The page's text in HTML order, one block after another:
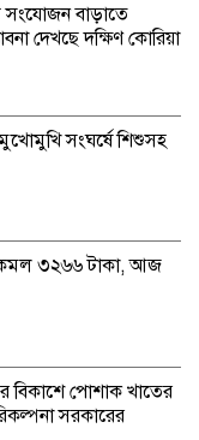
বাড়াতে
দেখছে দক্ষিণ কোরিয়া
সংঘর্ষে শিশুসহ
কমল ৩২৬৬ টাকা, আজ
বিকাশে পোশাক খাতের
সরকারের